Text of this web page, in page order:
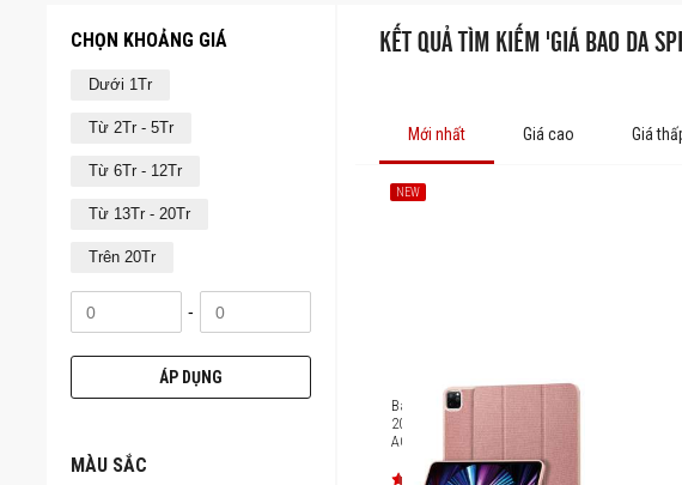
CHỌN KHOẢNG GIÁ
Dưới 1Tr
Từ 2Tr - 5Tr
Từ 6Tr - 12Tr
Từ 13Tr - 20Tr
Trên 20Tr
-
ÁP DỤNG
MÀU SẮC
KẾT QUẢ TÌM KIẾM 'GIÁ BAO DA
Mới nhất Giá cao Giá
NEW
Bao da iPad Pro 11 inch (2021-
2022) Spigen Urban Fit [
ACS01056 / ACS01055 /
ACS01054 ]